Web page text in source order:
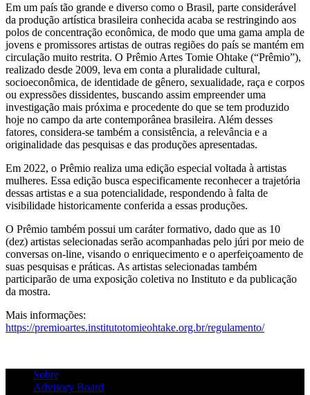
Em um país tão grande e diverso como o Brasil, parte considerável
da produção artística brasileira conhecida acaba se restringindo aos
polos de concentração econômica, de modo que uma gama ampla de
jovens e promissores artistas de outras regiões do país se mantém em
circulação muito restrita. O Prêmio Artes Tomie Ohtake (“Prêmio”),
realizado desde 2009, leva em conta a pluralidade cultural,
socioeconômica, de identidade de gênero, sexualidade, raça e corpos
ou expressões dissidentes, buscando assim empreender uma
investigação mais próxima e procedente do que se tem produzido
hoje no campo da arte contemporânea brasileira. Além desses
fatores, considera-se também a consistência, a relevância e a
originalidade das pesquisas e das produções apresentadas.
Em 2022, o Prêmio realiza uma edição especial voltada à artistas
mulheres. Essa edição busca especificamente reconhecer a trajetória
dessas artistas e a sua potencialidade, respondendo à falta de
visibilidade historicamente conferida a essas produções.
O Prêmio também possui um caráter formativo, dado que as 10
(dez) artistas selecionadas serão acompanhadas pelo júri por meio de
conversas on-line, visando o enriquecimento e o aperfeiçoamento de
suas pesquisas e práticas. As artistas selecionadas também
participarão de uma exposição coletiva no Instituto e da publicação
da mostra.
Mais informações:
https://premioartes.institutotomieohtake.org.br/regulamento/
Sobre
Advisory Board